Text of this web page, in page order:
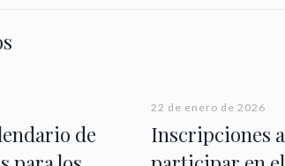
de
22 de enero de 2026
Inscripciones